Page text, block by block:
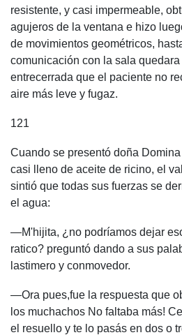
resistente, y casi impermeable,
agujeros de la ventana e hizo
de movimientos geométricos,
comunicación con la sala
entrecerrada que el paciente no
aire más leve y fugaz.
121
Cuando se presentó doña
casi lleno de aceite de ricino, el
sintió que todas sus fuerzas se
el agua:
—M'hijita, ¿no podríamos dejar
ratico? preguntó dando a sus
lastimero y conmovedor.
—Ora pues,fue la respuesta que
los muchachos No faltaba más!
el resuello y te lo pasás en dos o